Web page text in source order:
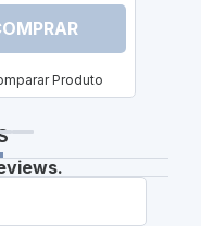
Produto